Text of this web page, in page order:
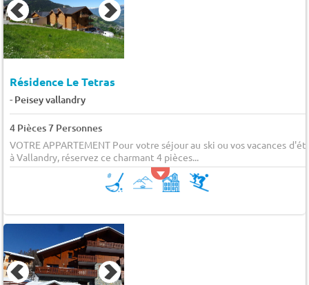
Résidence Le Tetras
- Peisey vallandry
4 Pièces 7 Personnes
VOTRE APPARTEMENT Pour votre séjour au ski ou vos vacances
à Vallandry, réservez ce charmant 4 pièces...